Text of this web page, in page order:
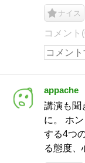
ナイス
コメント
appache
講演も聞
に。 ホ
する4つ
る態度、